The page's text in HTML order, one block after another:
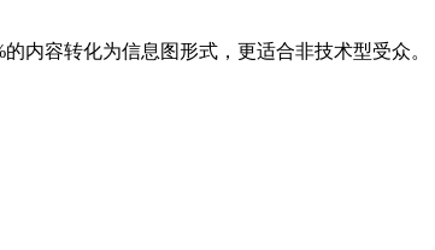
内容转化为信息图形式，更适合非技术型受众。